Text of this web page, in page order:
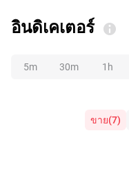
อินดิเคเตอร์
5m 30m 1h
ขาย(7)